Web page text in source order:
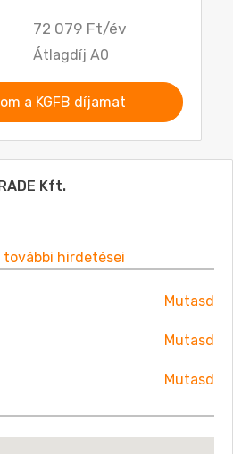
72 079 Ft/év
Átlagdíj A0
a KGFB díjamat
Kft.
további hirdetései
Mutasd
Mutasd
Mutasd